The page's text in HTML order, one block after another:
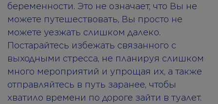
беременности. Это не означает, что Вы не
можете путешествовать, Вы просто не
можете уезжать слишком далеко.
Постарайтесь избежать связанного с
выходными стресса, не планируя слишком
много мероприятий и упрощая их, а также
отправляйтесь в путь заранее, чтобы
хватило времени по дороге зайти в туалет.